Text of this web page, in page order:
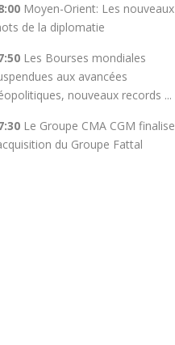
Moyen-Orient: Les nouveaux
de la diplomatie
Les Bourses mondiales
aux avancées
nouveaux records ...
Le Groupe CMA CGM finalise
du Groupe Fattal